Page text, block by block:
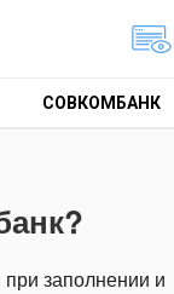
СОВКОМБАНК
заполнении и